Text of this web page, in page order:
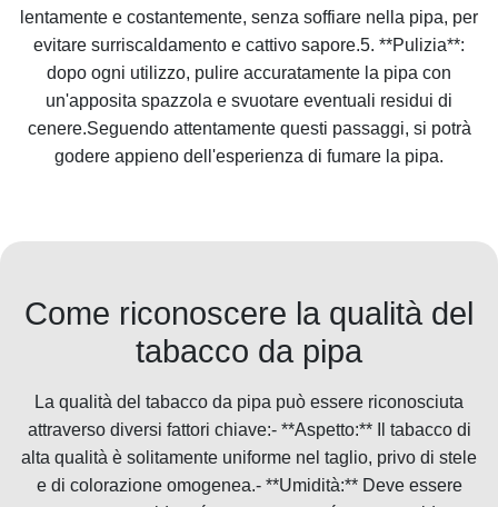
lentamente e costantemente, senza soffiare nella pipa, per
evitare surriscaldamento e cattivo sapore.5. **Pulizia**:
dopo ogni utilizzo, pulire accuratamente la pipa con
un'apposita spazzola e svuotare eventuali residui di
cenere.Seguendo attentamente questi passaggi, si potrà
godere appieno dell'esperienza di fumare la pipa.
Come riconoscere la qualità del
tabacco da pipa
La qualità del tabacco da pipa può essere riconosciuta
attraverso diversi fattori chiave:- **Aspetto:** Il tabacco di
alta qualità è solitamente uniforme nel taglio, privo di stele
e di colorazione omogenea.- **Umidità:** Deve essere